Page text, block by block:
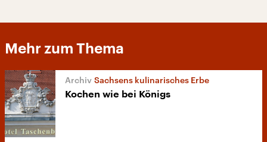
Mehr zum Thema
Sachsens kulinarisches Erbe
Kochen wie bei Königs